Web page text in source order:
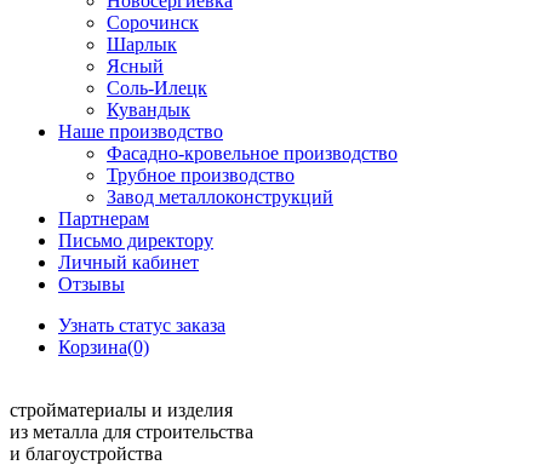
Сорочинск
Шарлык
Ясный
Соль-Илецк
Кувандык
Наше производство
Фасадно-кровельное производство
Трубное производство
Завод металлоконструкций
Партнерам
Письмо директору
Личный кабинет
Отзывы
Узнать статус заказа
Корзина(0)
стройматериалы и изделия
из металла для строительства
и благоустройства